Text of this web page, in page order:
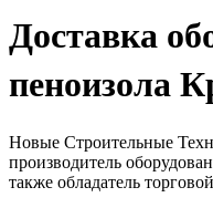
Доставка
пеноизола
Новые Строительные
производитель
также обладатель